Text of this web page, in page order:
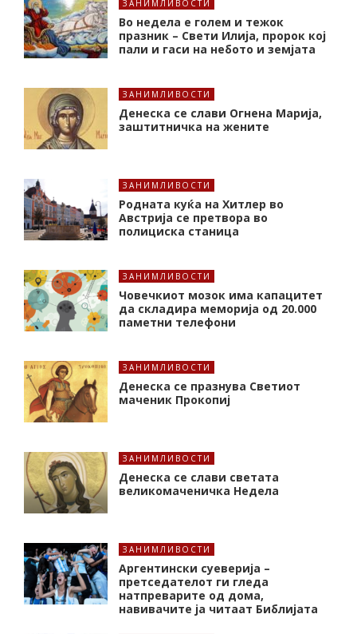
ЗАНИМЛИВОСТИ
Во недела е голем и тежок
празник – Свети Илија, пророк кој
пали и гаси на небото и земјата
ЗАНИМЛИВОСТИ
Денеска се слави Огнена Марија,
заштитничка на жените
ЗАНИМЛИВОСТИ
Родната куќа на Хитлер во
Австрија се претвора во
полициска станица
ЗАНИМЛИВОСТИ
Човечкиот мозок има капацитет
да складира меморија од 20.000
паметни телефони
ЗАНИМЛИВОСТИ
Денеска се празнува Светиот
маченик Прокопиј
ЗАНИМЛИВОСТИ
Денеска се слави светата
великомаченичка Недела
ЗАНИМЛИВОСТИ
Аргентински суеверија –
претседателот ги гледа
натпреварите од дома,
навивачите ја читаат Библијата